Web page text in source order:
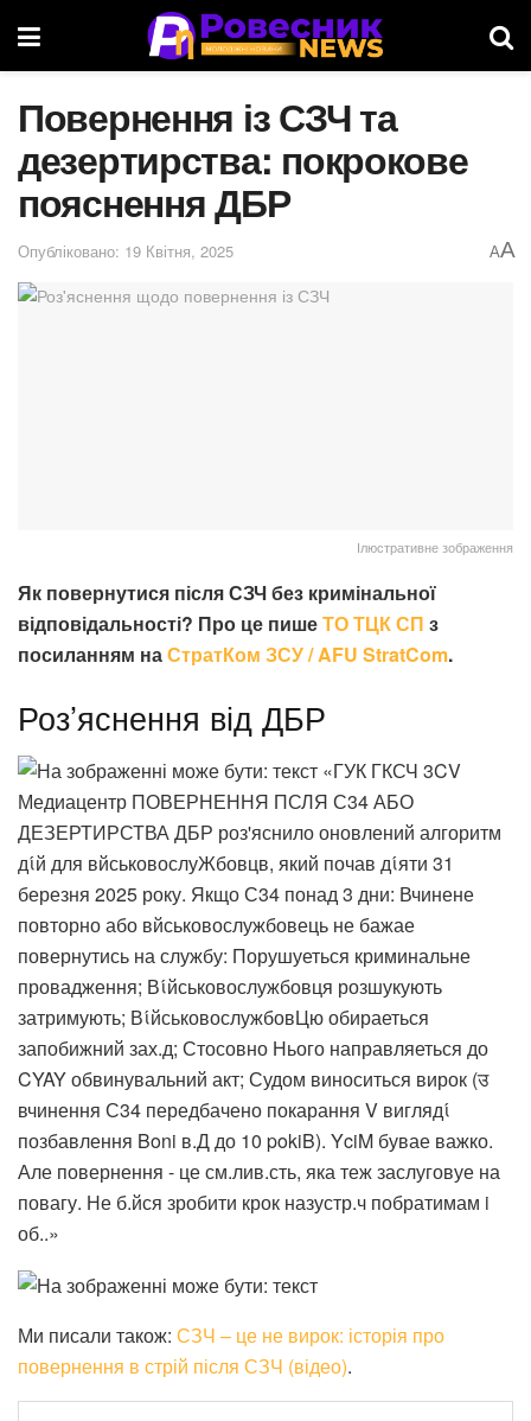
Повернення із СЗЧ та
дезертирства: покрокове
пояснення ДБР
Опубліковано: 19 Квітня, 2025 AA
Ілюстративне зображення
Як повернутися після СЗЧ без кримінальної
відповідальності? Про це пишеТО ТЦК СП з
посиланням наСтратКом ЗСУ / AFU StratCom.
Роз’яснення від ДБР
Ми писали також: СЗЧ – це не вирок: історія про
повернення в стрій після СЗЧ (відео).